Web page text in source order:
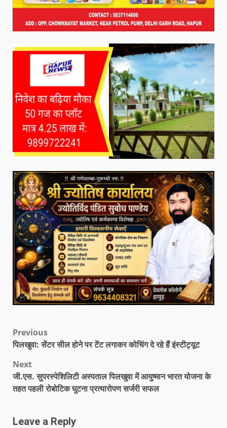
Previous
पिलखुवा: सेंटर सील होने पर टेंट लगाकर कोचिंग दे रहे हैं इंस्टीट्यूट
Next
जी.एस. सुपरस्पेशिलिटी अस्पताल पिलखुवा में आयुष्मान भारत योजना के
तहत पहली रोबोटिक घुटना प्रत्यारोपण सर्जरी सफल
Leave a Reply